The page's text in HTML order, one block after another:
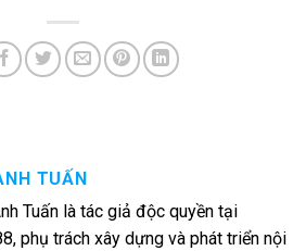
TUẤN
Tuấn là tác giả độc quyền tại
phụ trách xây dựng và phát triển nội